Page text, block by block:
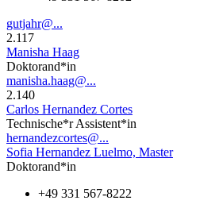
gutjahr@...
2.117
Manisha Haag
Doktorand*in
manisha.haag@...
2.140
Carlos Hernandez Cortes
Technische*r Assistent*in
hernandezcortes@...
Sofia Hernandez Luelmo, Master
Doktorand*in
+49 331 567-8222